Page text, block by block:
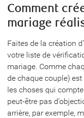
Comment
mariage
Faites de la création
votre liste de
mariage. Comme
de chaque couple)
les choses qui
peut-être pas
arrière, par exemple,